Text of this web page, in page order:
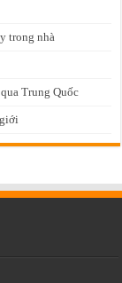
trong nhà
Trung Quốc